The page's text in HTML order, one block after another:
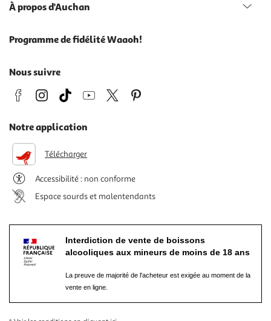
À propos d'Auchan
Programme de fidélité Waaoh!
Nous suivre
Notre application
Télécharger
Accessibilité : non conforme
Espace sourds et malentendants
Interdiction de vente de boissons
alcooliques aux mineurs de moins de 18 ans
La preuve de majorité de l'acheteur est exigée au moment de la
vente en ligne.